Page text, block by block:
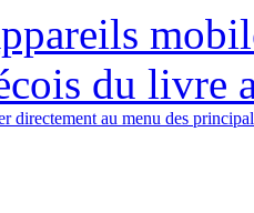
du livre
directement au menu des